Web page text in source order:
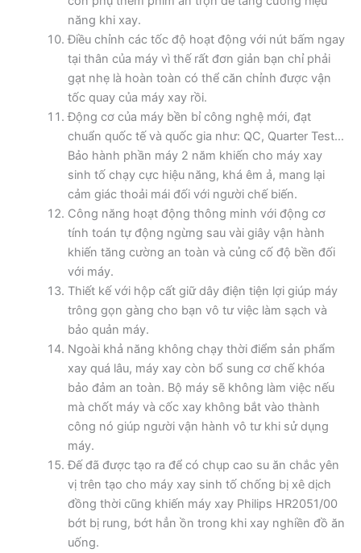
năng khi xay.
Điều chỉnh các tốc độ hoạt động với nút bấm ngay
tại thân của máy vì thế rất đơn giản bạn chỉ phải
gạt nhẹ là hoàn toàn có thể căn chỉnh được vận
tốc quay của máy xay rồi.
Động cơ của máy bền bỉ công nghệ mới, đạt
chuẩn quốc tế và quốc gia như: QC, Quarter Test…
Bảo hành phần máy 2 năm khiến cho máy xay
sinh tố chạy cực hiệu năng, khá êm ả, mang lại
cảm giác thoải mái đối với người chế biến.
Công năng hoạt động thông minh với động cơ
tính toán tự động ngừng sau vài giây vận hành
khiến tăng cường an toàn và củng cố độ bền đối
với máy.
Thiết kế với hộp cất giữ dây điện tiện lợi giúp máy
trông gọn gàng cho bạn vô tư việc làm sạch và
bảo quản máy.
Ngoài khả năng không chạy thời điểm sản phẩm
xay quá lâu, máy xay còn bổ sung cơ chế khóa
bảo đảm an toàn. Bộ máy sẽ không làm việc nếu
mà chốt máy và cốc xay không bắt vào thành
công nó giúp người vận hành vô tư khi sử dụng
máy.
Đế đã được tạo ra để có chụp cao su ăn chắc yên
vị trên tạo cho máy xay sinh tố chống bị xê dịch
đồng thời cũng khiến máy xay Philips HR2051/00
bớt bị rung, bớt hẳn ồn trong khi xay nghiền đồ ăn
uống.